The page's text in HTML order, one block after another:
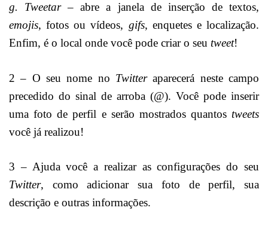
g. Tweetar– abre a janela de inserção de textos,
emojis, fotos ou vídeos, gifs, enquetes e localização.
Enfim, é o local onde você pode criar o seu tweet!
2 – O seu nome no Twitteraparecerá neste campo
precedido do sinal de arroba (@). Você pode inserir
uma foto de perfil e serão mostrados quantos tweets
você já realizou!
3 – Ajuda você a realizar as configurações do seu
Twitter, como adicionar sua foto de perfil, sua
descrição e outras informações.